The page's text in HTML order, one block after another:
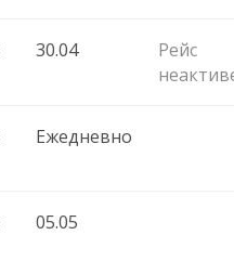
30.04
Рейс
Ежедневно
05.05